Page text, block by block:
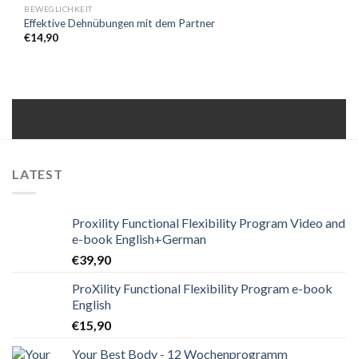
BEWEGLICHKEIT
Effektive Dehnübungen mit dem Partner
€14,90
LATEST
Proxility Functional Flexibility Program Video and
e-book English+German
€39,90
ProXility Functional Flexibility Program e-book
English
€15,90
Your Best Body - 12 Wochenprogramm